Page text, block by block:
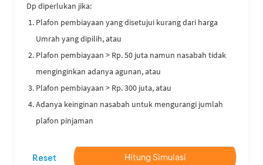
Dp diperlukan jika:
Plafon pembiayaan yang disetujui kurang dari harga
Umrah yang dipilih, atau
Plafon pembiayaan > Rp. 50 juta namun nasabah tidak
menginginkan adanya agunan, atau
Plafon pembiayaan > Rp. 300 juta, atau
Adanya keinginan nasabah untuk mengurangi jumlah
plafon pinjaman